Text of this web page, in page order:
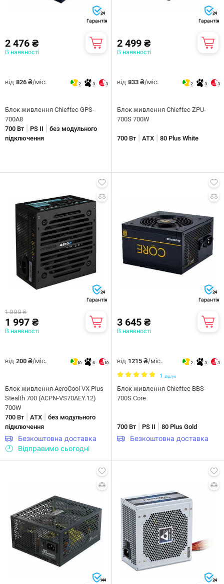
24
Гарантія
2 476 ₴
В наявності
від 826 ₴/міс. 2 3 3
Блок живлення Chieftec GPS-
700A8
700 Вт| PS II
без модульного
підключення
24
Гарантія
2 499 ₴
В наявності
від 833 ₴/міс. 2 3 3
Блок живлення Chieftec ZPU-
700S 700W
700 Вт| ATX 80 Plus White
24
Гарантія
1 999 ₴
1 997 ₴
В наявності
від 200 ₴/міс. 10 6 10
Блок живлення AeroCool VX Plus
Stealth 700 (ACPN-VS70AEY.12)
700W
700 Вт| ATX
без модульного
підключення
Безкоштовна доставка
Відправимо сьогодні
24
Гарантія
3 645 ₴
В наявності
від 1215 ₴/міс. 2 3 3
1 Відгук
Блок живлення Chieftec BBS-
700S Core
700 Вт| PS II 80 Plus Gold
Безкоштовна доставка
144 24